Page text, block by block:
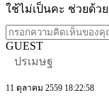
ใช้ไม่เป็นคะ ช่วยด้ว
GUEST
ปรเมษฐ
11 ตุลาคม 2559 18:22:58